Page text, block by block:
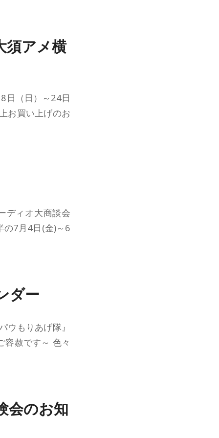
須アメ横
日（日）～24日
お買い上げのお
ディオ大商談会
の7月4日(金)～6
ダー
もりあげ隊』
赦です～ 色々
会のお知